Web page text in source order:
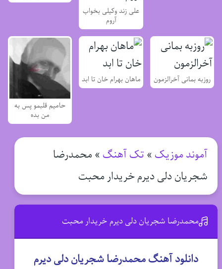
علی زند وکیلی بخواب
آروم
روزبه بمانی آخرالزمون ماهان بهرام خان تا ابد
حامیم قلبمو پس به
من بده
آموند موزیک » تک آهنگ » محمدرضا
شجریان دلی دیرم خریدار محبت
محمدرضا شجریان دلی دیرم خریدار محبت
دانلود آهنگ محمدرضا شجریان دلی دیرم